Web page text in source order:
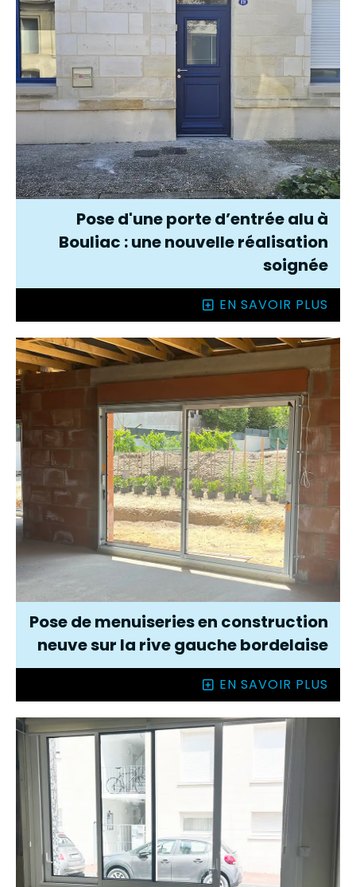
Pose d'une porte d’entrée alu à
Bouliac : une nouvelle réalisation
soignée
EN SAVOIR PLUS
Pose de menuiseries en construction
neuve sur la rive gauche bordelaise
EN SAVOIR PLUS